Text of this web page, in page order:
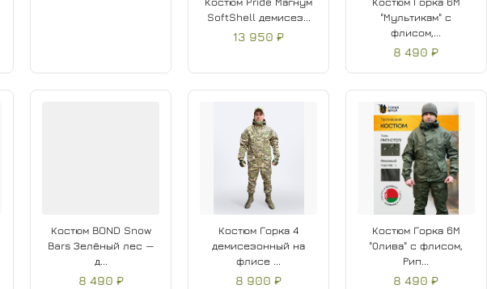
SoftShell демисез...
13 950 ₽
"Мультикам" с
флисом,...
8 490 ₽
Костюм BOND Snow
Bars Зелёный лес —
д...
8 490 ₽
Костюм Горка 4
демисезонный на
флисе ...
8 900 ₽
Костюм Горка 6М
"Олива" с флисом,
Рип...
8 490 ₽